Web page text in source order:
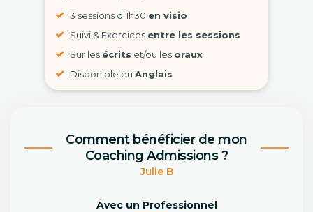
3 sessions d'1h30 en visio
Suivi & Exercices entre les sessions
Sur les écrits et/ou les oraux
Disponible en Anglais
Comment bénéficier de mon
Coaching Admissions ?
Julie B
Avec un Professionnel